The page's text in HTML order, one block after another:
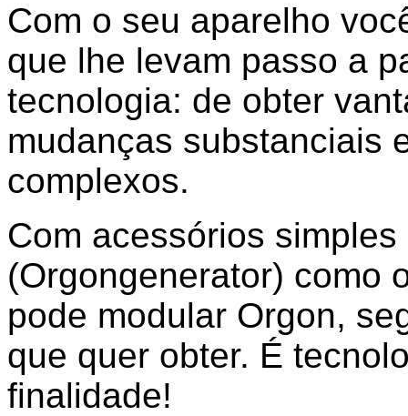
Com o seu aparelho
que lhe levam passo a
tecnologia: de obter
mudanças substanciais
complexos.
Com acessórios
(Orgongenerator) como
pode modular Orgon,
que quer obter. É
finalidade!